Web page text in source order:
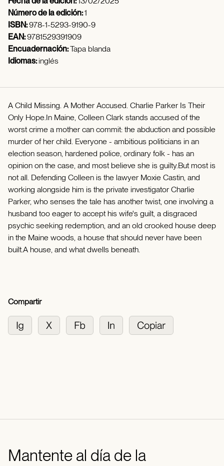
Número de la edición:1
ISBN:978-1-5293-9190-9
EAN:9781529391909
Encuadernación:Tapa blanda
Idiomas:inglés
A Child Missing. A Mother Accused. Charlie Parker Is Their
Only Hope.In Maine, Colleen Clark stands accused of the
worst crime a mother can commit: the abduction and possible
murder of her child. Everyone - ambitious politicians in an
election season, hardened police, ordinary folk - has an
opinion on the case, and most believe she is guilty.But most is
not all. Defending Colleen is the lawyer Moxie Castin, and
working alongside him is the private investigator Charlie
Parker, who senses the tale has another twist, one involving a
husband too eager to accept his wife's guilt, a disgraced
psychic seeking redemption, and an old crooked house deep
in the Maine woods, a house that should never have been
built.A house, and what dwells beneath.
Compartir
Mantente al día de la